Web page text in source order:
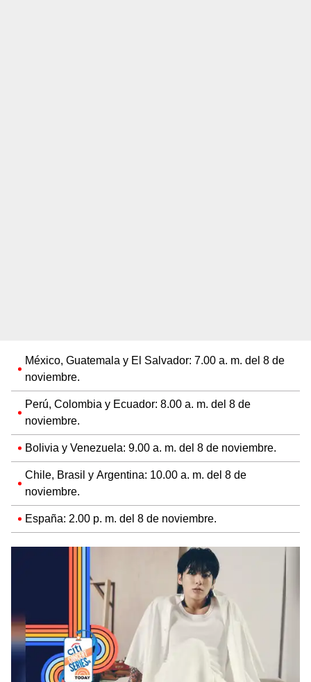
México, Guatemala y El Salvador: 7.00 a. m. del 8 de
noviembre.
Perú, Colombia y Ecuador: 8.00 a. m. del 8 de
noviembre.
Bolivia y Venezuela: 9.00 a. m. del 8 de noviembre.
Chile, Brasil y Argentina: 10.00 a. m. del 8 de
noviembre.
España: 2.00 p. m. del 8 de noviembre.